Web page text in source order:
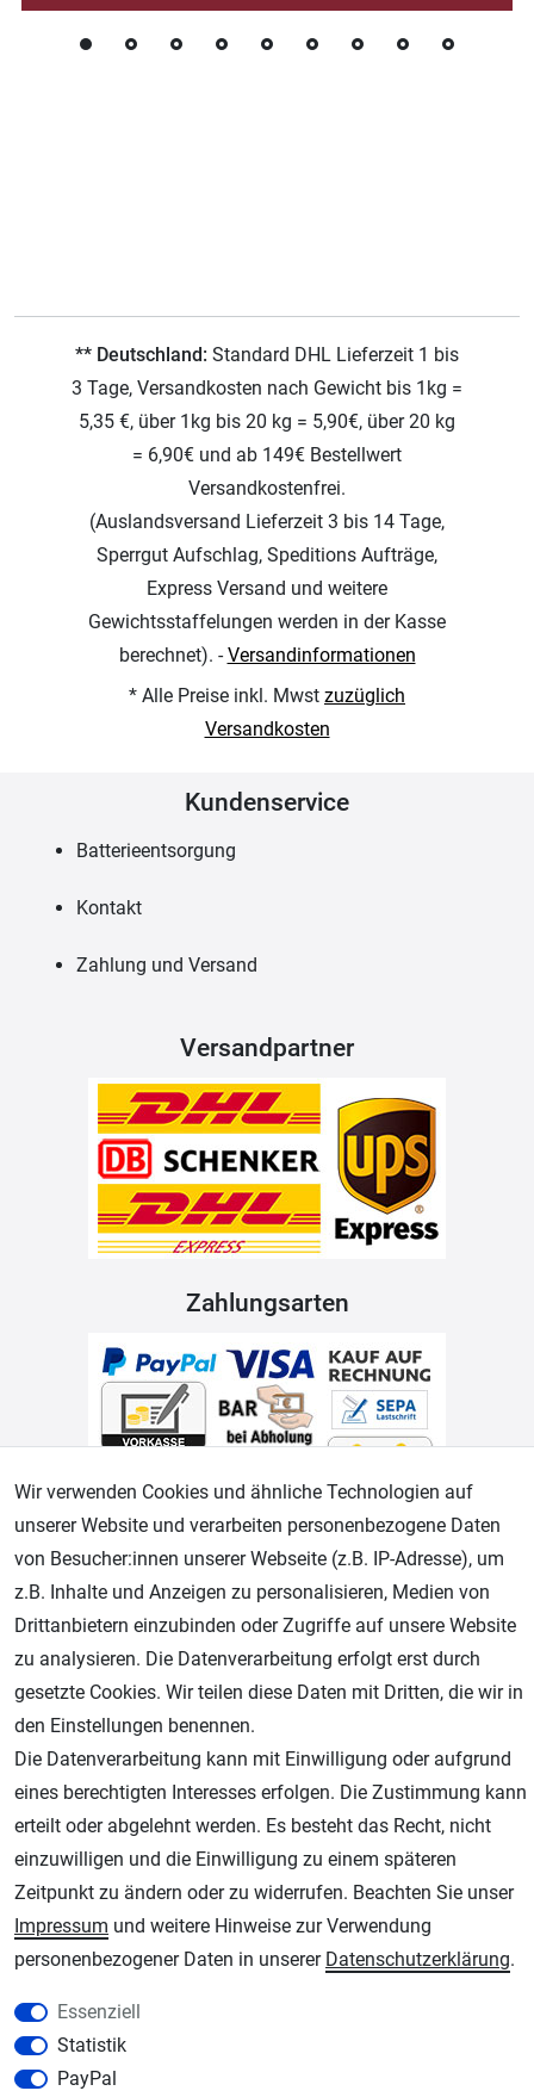
** Deutschland: Standard DHL Lieferzeit 1 bis
3 Tage, Versandkosten nach Gewicht bis 1kg =
5,35 €, über 1kg bis 20 kg = 5,90€, über 20 kg
= 6,90€ und ab 149€ Bestellwert
Versandkostenfrei.
(Auslandsversand Lieferzeit 3 bis 14 Tage,
Sperrgut Aufschlag, Speditions Aufträge,
Express Versand und weitere
Gewichtsstaffelungen werden in der Kasse
berechnet). -Versandinformationen
* Alle Preise inkl. Mwst zuzüglich
Versandkosten
Kundenservice
Batterieentsorgung
Kontakt
Zahlung und Versand
Versandpartner
Zahlungsarten
Geprüfter Shop
AGB Widerrufsrecht Datenschutz Impressum
Unsere weiteren Shops:
Schmincke-City.de
Schmincke Künstlerfarben das Gesamtsortiment
Plotter-City.com
Schneideplotter, Transferpressen, Siebdruck und Plotterfolien
Modellbau-City.com
Wir verwenden Cookies und ähnliche Technologien auf
unserer Website und verarbeiten personenbezogene Daten
von Besucher:innen unserer Webseite (z.B. IP-Adresse), um
z.B. Inhalte und Anzeigen zu personalisieren, Medien von
Drittanbietern einzubinden oder Zugriffe auf unsere Website
zu analysieren. Die Datenverarbeitung erfolgt erst durch
gesetzte Cookies. Wir teilen diese Daten mit Dritten, die wir in
den Einstellungen benennen.
Die Datenverarbeitung kann mit Einwilligung oder aufgrund
eines berechtigten Interesses erfolgen. Die Zustimmung kann
erteilt oder abgelehnt werden. Es besteht das Recht, nicht
einzuwilligen und die Einwilligung zu einem späteren
Zeitpunkt zu ändern oder zu widerrufen. Beachten Sie unser
Impressum und weitere Hinweise zur Verwendung
personenbezogener Daten in unserer Daten­schutz­erklärung.
Essenziell
Statistik
PayPal